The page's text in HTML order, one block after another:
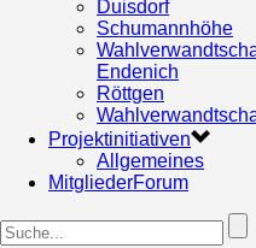
Duisdorf
Schumannhöhe
Endenich
Röttgen
Projektinitiativen
Allgemeines
MitgliederForum